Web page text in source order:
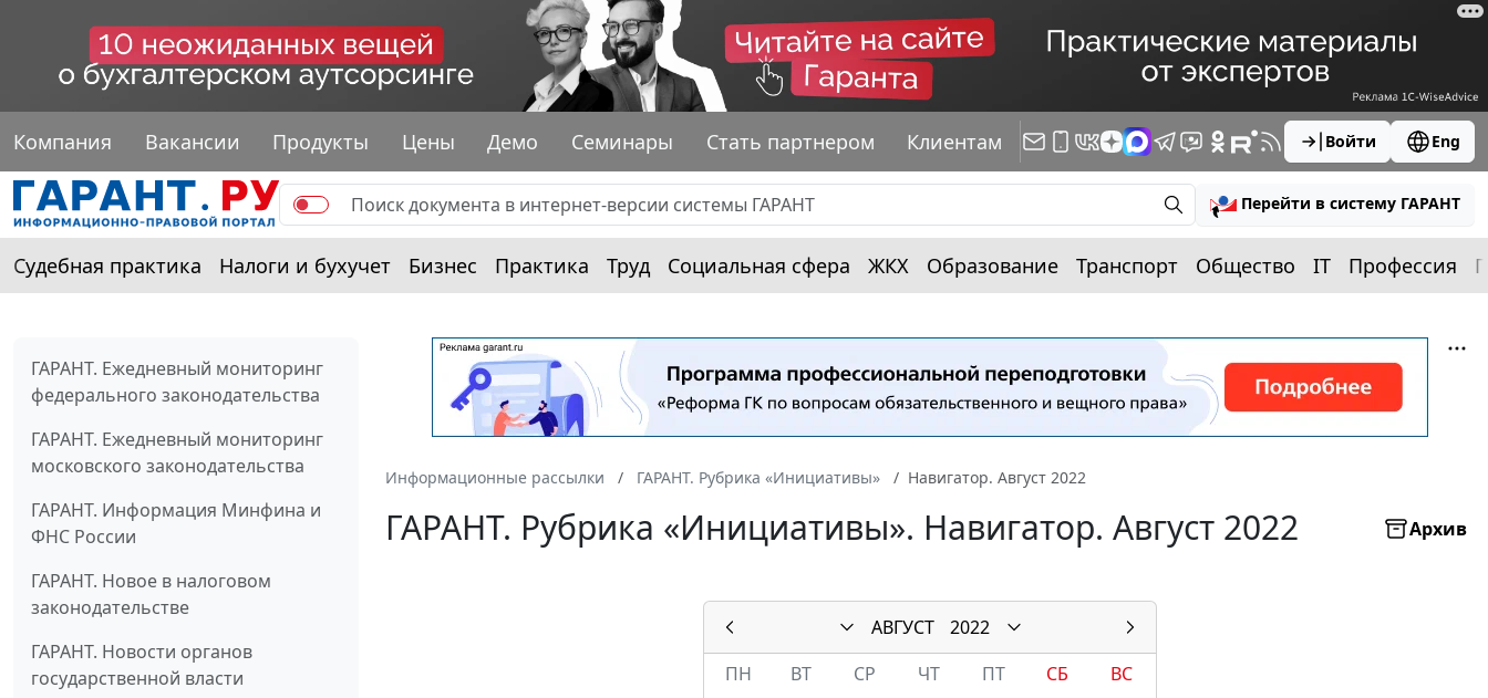
Компания Вакансии Продукты Цены Демо Семинары Стать партнером Клиентам Войти Eng
Перейти в систему ГАРАНТ
Судебная практика Налоги и бухучет Бизнес Практика Труд Социальная сфера ЖКХ Образование Транспорт Общество IT Профессия
ГАРАНТ. Ежедневный мониторинг
федерального законодательства
ГАРАНТ. Ежедневный мониторинг
московского законодательства
ГАРАНТ. Информация Минфина и
ФНС России
ГАРАНТ. Новое в налоговом
законодательстве
ГАРАНТ. Новости органов
государственной власти
Информационные рассылки ГАРАНТ. Рубрика «Инициативы» Навигатор. Август 2022
ГАРАНТ. Рубрика «Инициативы». Навигатор. Август 2022 Архив
АВГУСТ
2022
ПН
ВТ СР ЧТ ПТ СБ
ВС